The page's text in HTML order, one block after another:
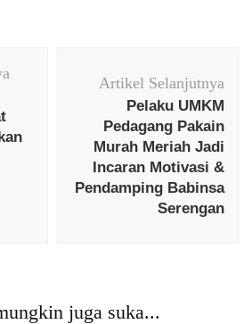
Artikel Selanjutnya
Pelaku UMKM
Pedagang Pakain
Murah Meriah Jadi
Incaran Motivasi &
Pendamping Babinsa
Serengan
juga suka...